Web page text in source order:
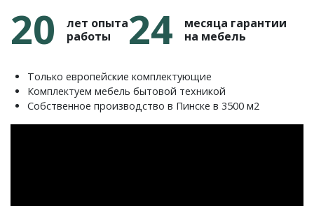
20
лет опыта
работы
24
месяца гарантии
на мебель
Только европейские комплектующие
Комплектуем мебель бытовой техникой
Собственное производство в Пинске в 3500 м2